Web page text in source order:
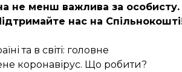
не менш важлива за
нас на Спільнокошті
та в світі: головне
коронавірус. Що робити?